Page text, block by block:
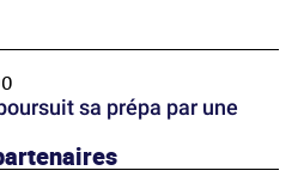
sa prépa par une